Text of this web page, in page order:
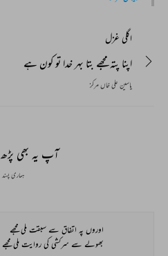
اگلی غزل
اپنا پتہ مجھے بتا بہر خدا تو کون ہے
یاسین علی خاں مرکز
آپ یہ بھی پڑھ
ہماری پسند
اوروں پہ اتفاق سے سبقت ملی مجھے
بھولے سے سرکشی کی روایت ملی مجھے